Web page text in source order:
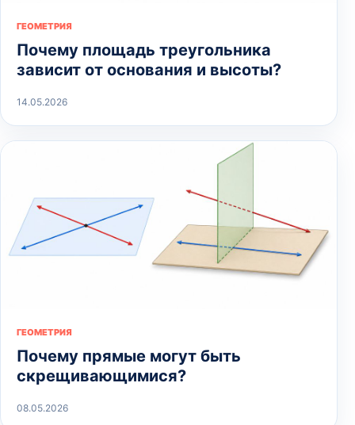
ГЕОМЕТРИЯ
Почему площадь треугольника
зависит от основания и высоты?
14.05.2026
ГЕОМЕТРИЯ
Почему прямые могут быть
скрещивающимися?
08.05.2026